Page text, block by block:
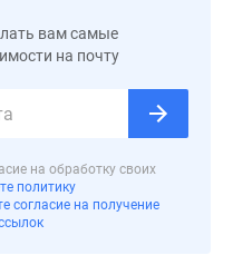
вам самые
на почту
на обработку своих
политику
согласие на получение